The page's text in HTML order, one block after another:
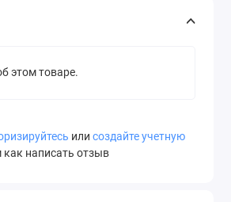
этом товаре.
или создайте учетную
как написать отзыв